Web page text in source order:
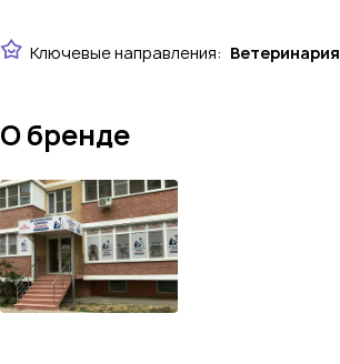
Ключевые направления: Ветеринария
О бренде